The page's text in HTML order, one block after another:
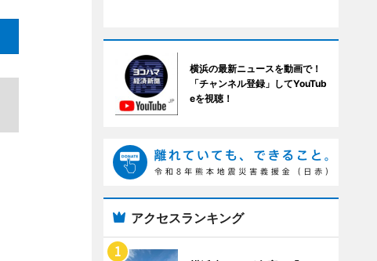
横浜の最新ニュースを動画で！
「チャンネル登録」してYouTub
eを視聴！
アクセスランキング